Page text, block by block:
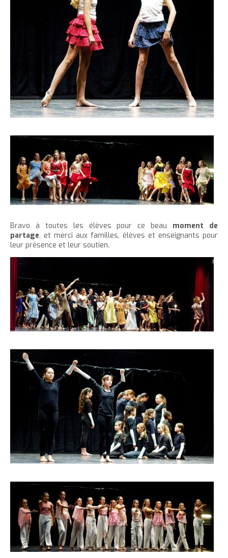
Bravo à toutes les élèves pour ce beau moment de
partage, et merci aux familles, élèves et enseignants pour
leur présence et leur soutien.